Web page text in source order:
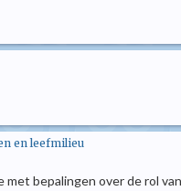
en leefmilieu
bepalingen over de rol